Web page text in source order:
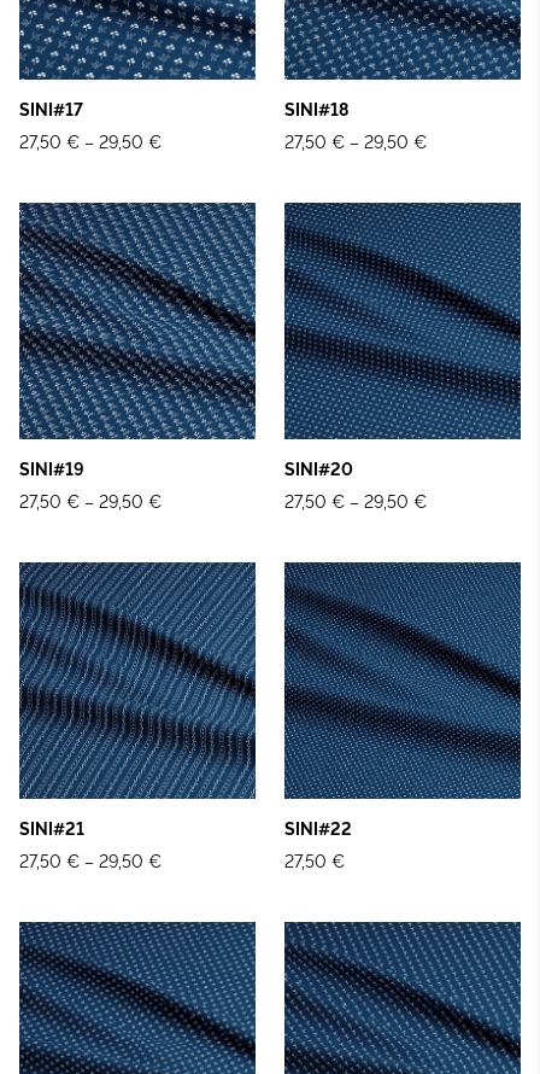
SINI#17
27,50 € – 29,50 €
SINI#18
27,50 € – 29,50 €
SINI#19
27,50 € – 29,50 €
SINI#20
27,50 € – 29,50 €
SINI#21
27,50 € – 29,50 €
SINI#22
27,50 €